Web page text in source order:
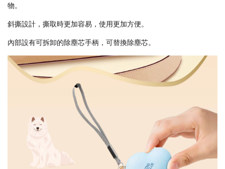
物。
斜撕設計，撕取時更加容易，使用更加方便。
內部設有可拆卸的除塵芯手柄，可替換除塵芯。